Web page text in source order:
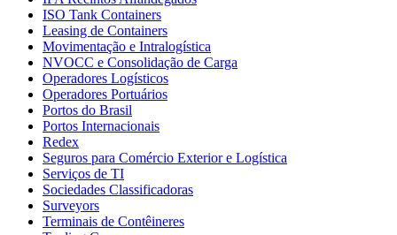
ISO Tank Containers
Leasing de Containers
Movimentação e Intralogística
NVOCC e Consolidação de Carga
Operadores Logísticos
Operadores Portuários
Portos do Brasil
Portos Internacionais
Redex
Seguros para Comércio Exterior e Logística
Serviços de TI
Sociedades Classificadoras
Surveyors
Terminais de Contêineres